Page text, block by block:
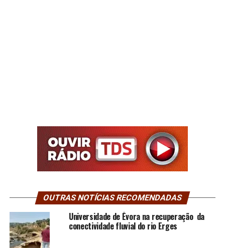
OUTRAS NOTÍCIAS RECOMENDADAS
Universidade de Évora na recuperação da
conectividade fluvial do rio Erges